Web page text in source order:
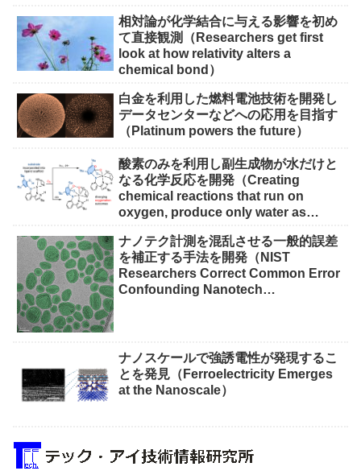
相対論が化学結合に与える影響を初め
て直接観測（Researchers get first
look at how relativity alters a
chemical bond）
白金を利用した燃料電池技術を開発し
データセンターなどへの応用を目指す
（Platinum powers the future）
酸素のみを利用し副生成物が水だけと
なる化学反応を開発（Creating
chemical reactions that run on
oxygen, produce only water as
ナノテク計測を混乱させる一般的誤差
を補正する手法を開発（NIST
Researchers Correct Common Error
Confounding Nanotech
ナノスケールで強誘電性が発現するこ
とを発見（Ferroelectricity Emerges
at the Nanoscale）